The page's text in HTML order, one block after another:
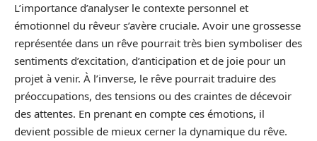
L’importance d’analyser le contexte personnel et
émotionnel du rêveur s’avère cruciale. Avoir une grossesse
représentée dans un rêve pourrait très bien symboliser des
sentiments d’excitation, d’anticipation et de joie pour un
projet à venir. À l’inverse, le rêve pourrait traduire des
préoccupations, des tensions ou des craintes de décevoir
des attentes. En prenant en compte ces émotions, il
devient possible de mieux cerner la dynamique du rêve.